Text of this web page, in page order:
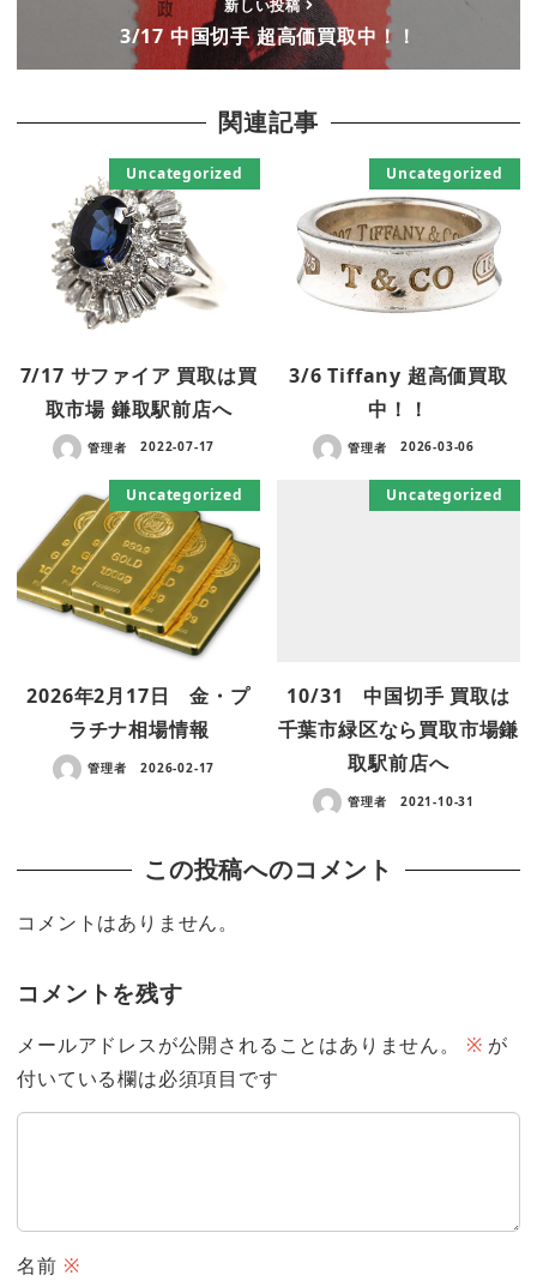
新しい投稿
3/17 中国切手 超高価買取中！！
関連記事
Uncategorized
7/17 サファイア 買取は買
取市場 鎌取駅前店へ
管理者 2022-07-17
Uncategorized
3/6 Tiffany 超高価買取
中！！
管理者 2026-03-06
Uncategorized
2026年2月17日 金・プ
ラチナ相場情報
管理者 2026-02-17
Uncategorized
10/31 中国切手 買取は
千葉市緑区なら買取市場鎌
取駅前店へ
管理者 2021-10-31
この投稿へのコメント
コメントはありません。
コメントを残す
メールアドレスが公開されることはありません。 ※ が
付いている欄は必須項目です
名前 ※